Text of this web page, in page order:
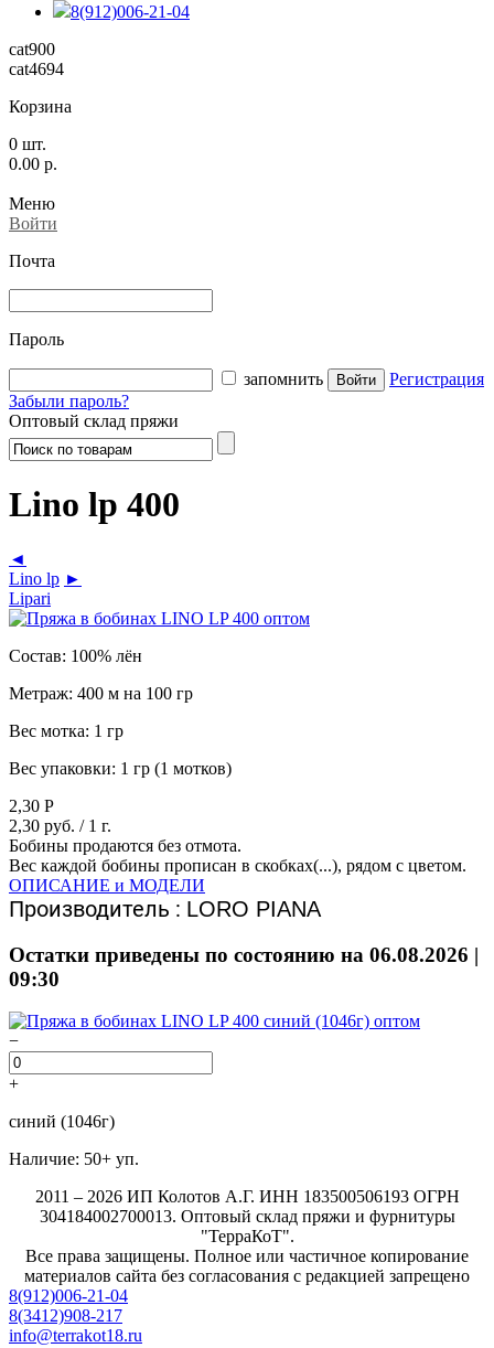
8(912)006-21-04
cat900
cat4694
Корзина
0 шт.
0.00 р.
Меню
Войти
Почта
Пароль
запомнить
Регистрация
Забыли пароль?
Оптовый склад пряжи
Lino lp 400
◄
Lino lp ►
Lipari
Состав: 100% лён
Метраж: 400 м на 100 гр
Вес мотка: 1 гр
Вес упаковки: 1 гр (1 мотков)
2,30 Р
2,30 руб. / 1 г.
Бобины продаются без отмота.
Вес каждой бобины прописан в скобках(...), рядом с цветом.
ОПИСАНИЕ и МОДЕЛИ
Производитель : LORO PIANA
Остатки приведены по состоянию на 06.08.2026 |
09:30
−
+
синий (1046г)
Наличие: 50+ уп.
2011 – 2026 ИП Колотов А.Г. ИНН 183500506193 ОГРН
304184002700013. Оптовый склад пряжи и фурнитуры
"ТерраКоТ".
Все права защищены. Полное или частичное копирование
материалов сайта без согласования с редакцией запрещено
8(912)006-21-04
8(3412)908-217
info@terrakot18.ru